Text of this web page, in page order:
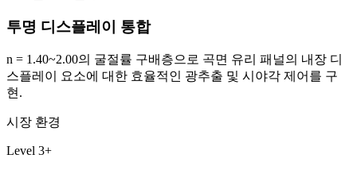
투명 디스플레이 통합
n = 1.40~2.00의 굴절률 구배층으로 곡면 유리 패널의 내장 디
스플레이 요소에 대한 효율적인 광추출 및 시야각 제어를 구
현.
시장 환경
Level 3+